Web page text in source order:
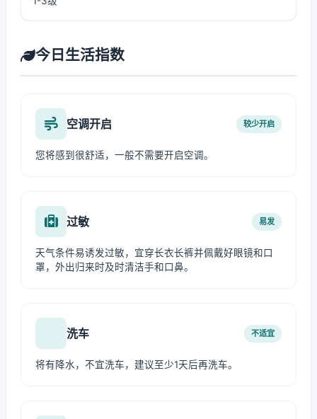
今日生活指数
空调开启 较少开启
您将感到很舒适，一般不需要开启空调。
过敏 易发
天气条件易诱发过敏，宜穿长衣长裤并佩戴好眼镜和口
罩，外出归来时及时清洁手和口鼻。
洗车 不适宜
将有降水，不宜洗车，建议至少1天后再洗车。